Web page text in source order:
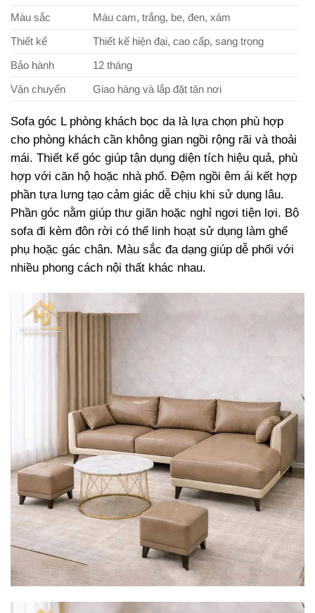
Màu sắc
Màu cam, trắng, be, đen, xám
Thiết kế
Thiết kế hiện đại, cao cấp, sang trọng
Bảo hành
12 tháng
Vận chuyển
Giao hàng và lắp đặt tận nơi
Sofa góc L phòng khách bọc da là lựa chọn phù hợp
cho phòng khách cần không gian ngồi rộng rãi và thoải
mái. Thiết kế góc giúp tận dụng diện tích hiệu quả, phù
hợp với căn hộ hoặc nhà phố. Đệm ngồi êm ái kết hợp
phần tựa lưng tạo cảm giác dễ chịu khi sử dụng lâu.
Phần góc nằm giúp thư giãn hoặc nghỉ ngơi tiện lợi. Bộ
sofa đi kèm đôn rời có thể linh hoạt sử dụng làm ghế
phụ hoặc gác chân. Màu sắc đa dạng giúp dễ phối với
nhiều phong cách nội thất khác nhau.